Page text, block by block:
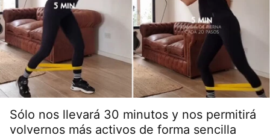
Sólo nos llevará 30 minutos y nos permitirá
volvernos más activos de forma sencilla